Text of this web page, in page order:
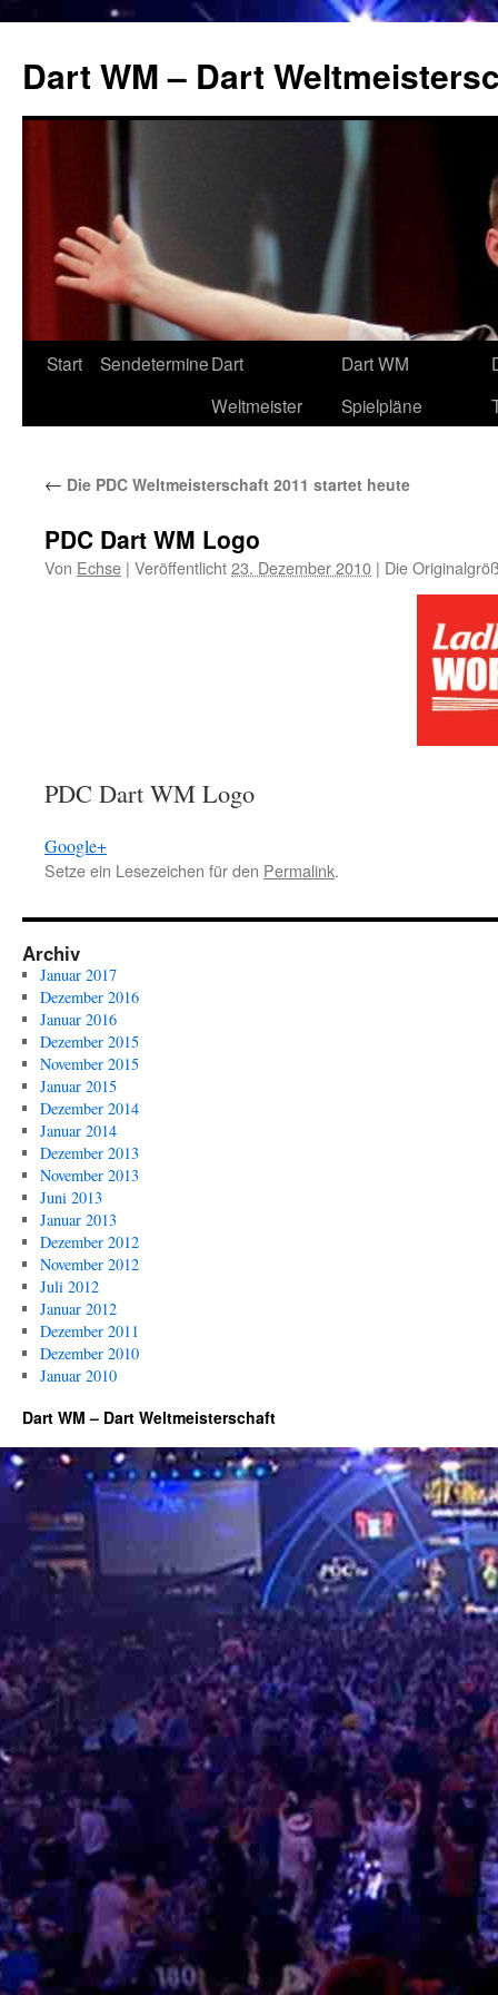
springen
Dart WM – Dart
Start SendetermineDart
Weltmeister
Dart WM
Spielpläne
← Die PDC Weltmeisterschaft 2011 startet heute
PDC Dart WM Logo
Von Echse | Veröffentlicht23. Dezember 2010 | Die
PDC Dart WM Logo
Google+
Setze ein Lesezeichen für den Permalink.
Archiv
Januar 2017
Dezember 2016
Januar 2016
Dezember 2015
November 2015
Januar 2015
Dezember 2014
Januar 2014
Dezember 2013
November 2013
Juni 2013
Januar 2013
Dezember 2012
November 2012
Juli 2012
Januar 2012
Dezember 2011
Dezember 2010
Januar 2010
Dart WM – Dart Weltmeisterschaft